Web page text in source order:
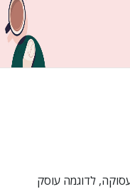
לדוגמה עוסק